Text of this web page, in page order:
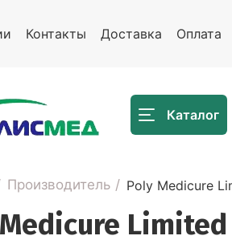
Контакты Доставка Оплата
Каталог
Производитель Poly Medicure
Limited